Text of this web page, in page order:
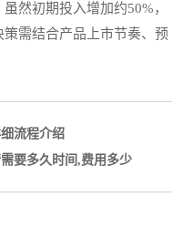
然初期投入增加约50%，
需结合产品上市节奏、预
流程介绍
要多久时间,费用多少